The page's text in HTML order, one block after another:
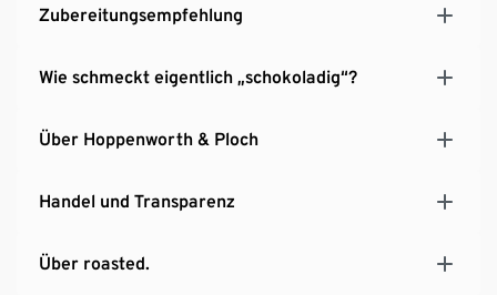
Zubereitungsempfehlung
Wie schmeckt eigentlich „schokoladig“?
Über Hoppenworth & Ploch
Handel und Transparenz
Über roasted.